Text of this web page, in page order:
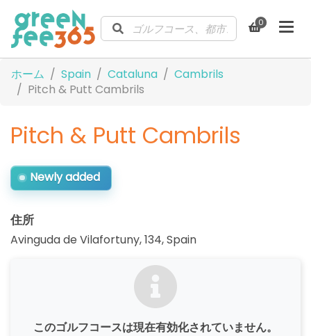
0
ホーム Spain Cataluna
Cambrils
Pitch & Putt Cambrils
Pitch & Putt Cambrils
Newly added
住所
Avinguda de Vilafortuny, 134,Spain
このゴルフコースは現在有効化されていません。